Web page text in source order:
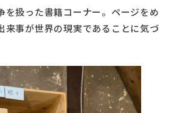
を扱った書籍コーナー。ページをめ
来事が世界の現実であることに気づ